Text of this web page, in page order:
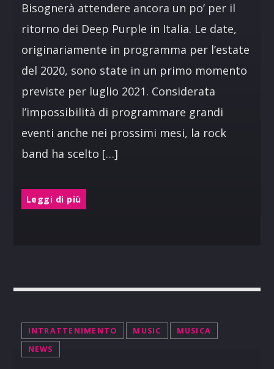
Bisognerà attendere ancora un po’ per il
ritorno dei Deep Purple in Italia. Le date,
originariamente in programma per l’estate
del 2020, sono state in un primo momento
previste per luglio 2021. Considerata
l’impossibilità di programmare grandi
eventi anche nei prossimi mesi, la rock
band ha scelto […]
Leggi di più
INTRATTENIMENTO MUSIC
MUSICA
NEWS